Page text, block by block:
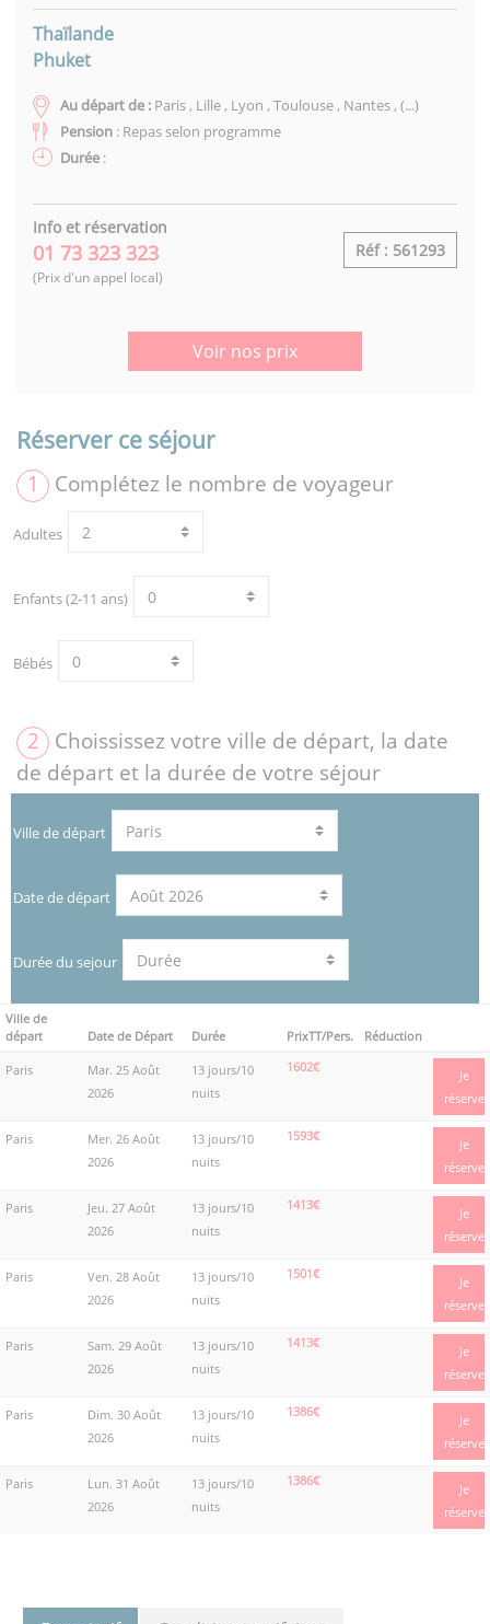
Thaïlande
Phuket
Au départ de : Paris , Lille , Lyon , Toulouse , Nantes , (...)
Pension : Repas selon programme
Durée :
Info et réservation
01 73 323 323
(Prix d'un appel local)
Réf : 561293
Voir nos prix
Réserver ce séjour
1 Complétez le nombre de voyageur
Adultes
Enfants (2-11 ans)
Bébés
2 Choississez votre ville de départ, la date
de départ et la durée de votre séjour
Ville de départ
Date de départ
Durée du sejour
Ville de
départ
Date de Départ Durée PrixTT/Pers. Réduction
Paris
Mar. 25 Août
2026
13 jours/10
nuits
1602€
Je
réserve
Paris
Mer. 26 Août
2026
13 jours/10
nuits
1593€
Je
réserve
Paris
Jeu. 27 Août
2026
13 jours/10
nuits
1413€
Je
réserve
Paris
Ven. 28 Août
2026
13 jours/10
nuits
1501€
Je
réserve
Paris
Sam. 29 Août
2026
13 jours/10
nuits
1413€
Je
réserve
Paris
Dim. 30 Août
2026
13 jours/10
nuits
1386€
Je
réserve
Paris
Lun. 31 Août
2026
13 jours/10
nuits
1386€
Je
réserve